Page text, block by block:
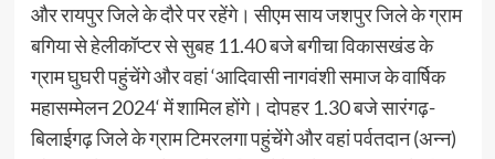
और रायपुर जिले के दौरे पर रहेंगे। सीएम साय जशपुर जिले के ग्राम
बगिया से हेलीकॉप्टर से सुबह 11.40 बजे बगीचा विकासखंड के
ग्राम घुघरी पहुंचेंगे और वहां ‘आदिवासी नागवंशी समाज के वार्षिक
महासम्मेलन 2024‘ में शामिल होंगे। दोपहर 1.30 बजे सारंगढ़-
बिलाईगढ़ जिले के ग्राम टिमरलगा पहुंचेंगे और वहां पर्वतदान (अन्न)